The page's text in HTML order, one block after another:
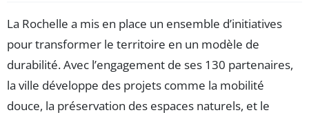
La Rochelle a mis en place un ensemble d’initiatives
pour transformer le territoire en un modèle de
durabilité. Avec l’engagement de ses 130 partenaires,
la ville développe des projets comme la mobilité
douce, la préservation des espaces naturels, et le